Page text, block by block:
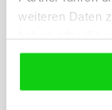
weiteren Daten
gesammelt